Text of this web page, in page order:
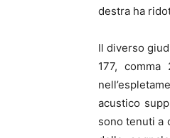
destra ha
Il diverso
177,
acustico
sono tenuti a